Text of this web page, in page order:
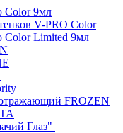
Color 9мл
V-PRO Color
Color Limited 9мл
FROZEN
Глаз"